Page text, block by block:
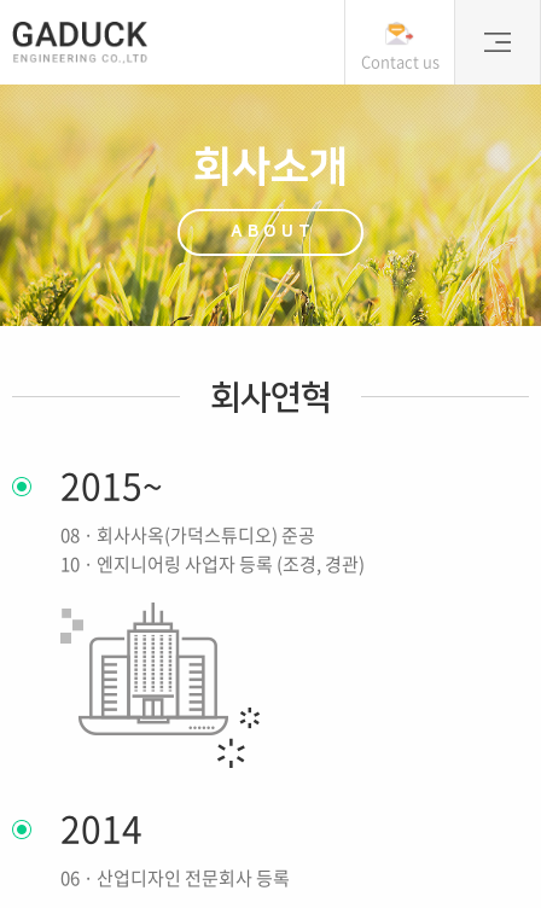
Contact us
회사소개
ABOUT
회사연혁
2015~
08 · 회사사옥(가덕스튜디오) 준공
10 · 엔지니어링 사업자 등록 (조경, 경관)
2014
06 · 산업디자인 전문회사 등록